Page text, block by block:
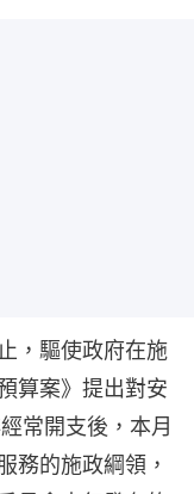
，驅使政府在施
算案》提出對安
常開支後，本月
務的施政綱領，